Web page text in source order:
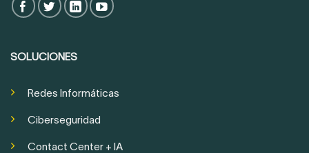
SOLUCIONES
Redes Informáticas
Ciberseguridad
Contact Center + IA